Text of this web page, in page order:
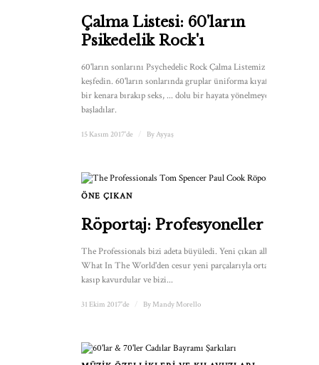
Çalma Listesi: 60'ların
Psikedelik Rock'ı
60'ların sonlarını Psychedelic Rock Çalma Listemiz ile
keşfedin. 60'ların sonlarında gruplar üniforma kıyafetlerini
bir kenara bırakıp seks, ... dolu bir hayata yönelmeye
başladılar.
15 Kasım 2017'de ByAyyaş
ÖNE ÇIKAN
Röportaj: Profesyoneller
The Professionals bizi adeta büyüledi. Yeni çıkan albümleri
What In The World'den cesur yeni parçalarıyla ortalığı
kasıp kavurdular ve bizi...
31 Ekim 2017'de By Mandy Morello